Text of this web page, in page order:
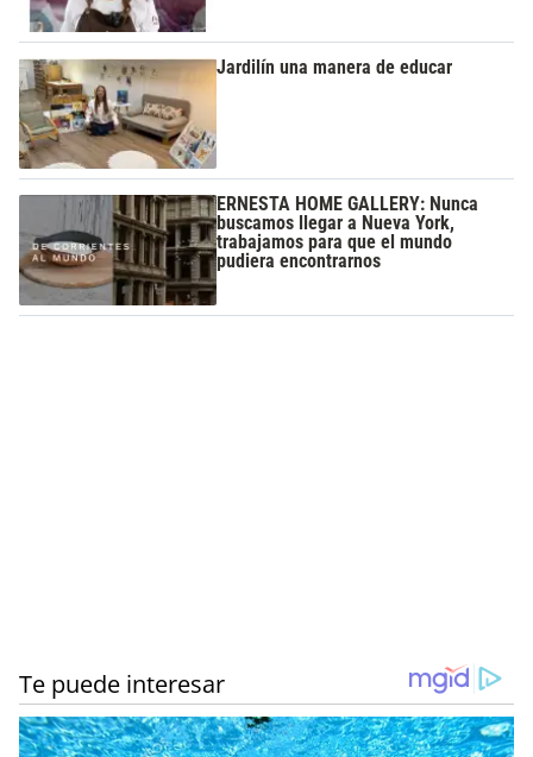
Jardilín una manera de educar
ERNESTA HOME GALLERY: Nunca
buscamos llegar a Nueva York,
trabajamos para que el mundo
pudiera encontrarnos